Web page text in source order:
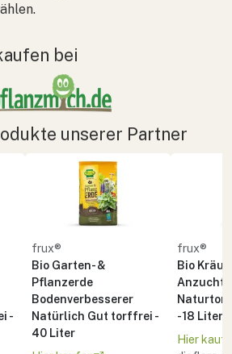
bei
unserer Partner
-
frux®
Bio Garten- &
Pflanzerde
Bodenverbesserer
Natürlich Gut torffrei -
40 Liter
frux®
Bio
Naturton
- 18 Liter
Hier